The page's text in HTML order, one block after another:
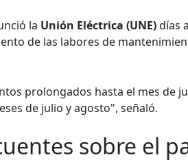
la Unión Eléctrica (UNE)días
de las labores de
prolongados hasta el mes de
de julio y agosto", señaló.
sobre el